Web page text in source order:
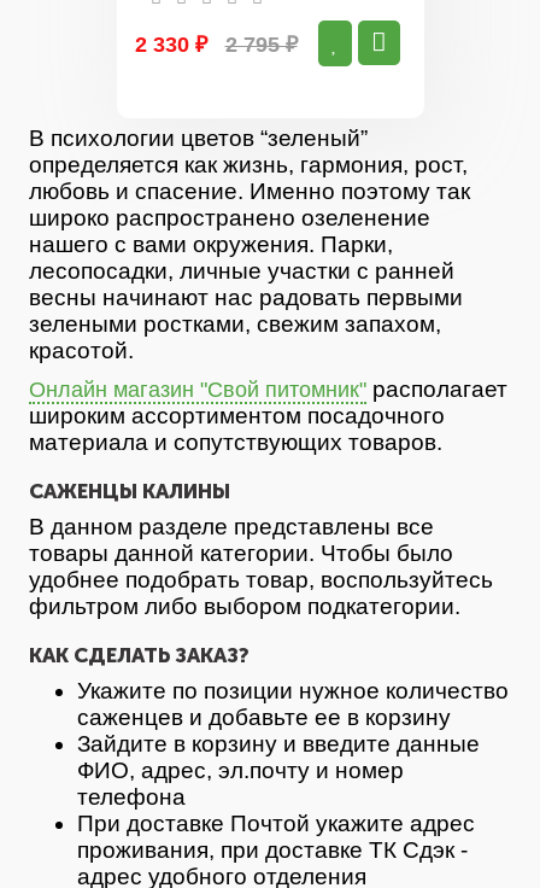
2 330 ₽ 2 795 ₽
В психологии цветов “зеленый”
определяется как жизнь, гармония, рост,
любовь и спасение. Именно поэтому так
широко распространено озеленение
нашего с вами окружения. Парки,
лесопосадки, личные участки с ранней
весны начинают нас радовать первыми
зелеными ростками, свежим запахом,
красотой.
Онлайн магазин "Свой питомник" располагает
широким ассортиментом посадочного
материала и сопутствующих товаров.
САЖЕНЦЫ КАЛИНЫ
В данном разделе представлены все
товары данной категории. Чтобы было
удобнее подобрать товар, воспользуйтесь
фильтром либо выбором подкатегории.
КАК СДЕЛАТЬ ЗАКАЗ?
Укажите по позиции нужное количество
саженцев и добавьте ее в корзину
Зайдите в корзину и введите данные
ФИО, адрес, эл.почту и номер
телефона
При доставке Почтой укажите адрес
проживания, при доставке ТК Сдэк -
адрес удобного отделения